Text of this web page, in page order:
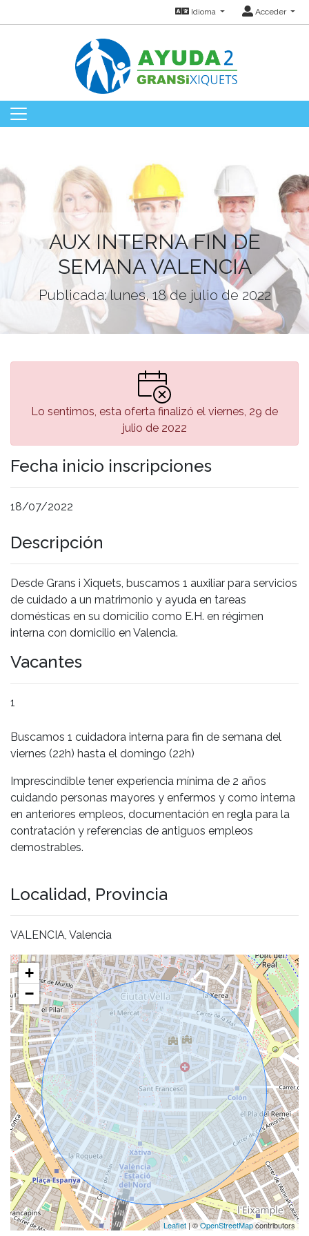
Idioma Acceder
AUX INTERNA FIN DE
SEMANA VALENCIA
Publicada: lunes, 18 de julio de 2022
Lo sentimos, esta oferta finalizó el viernes, 29 de
julio de 2022
Fecha inicio inscripciones
18/07/2022
Descripción
Desde Grans i Xiquets, buscamos 1 auxiliar para servicios
de cuidado a un matrimonio y ayuda en tareas
domésticas en su domicilio como E.H. en régimen
interna con domicilio en Valencia.
Vacantes
1
Buscamos 1 cuidadora interna para fin de semana del
viernes (22h) hasta el domingo (22h)
Imprescindible tener experiencia mínima de 2 años
cuidando personas mayores y enfermos y como interna
en anteriores empleos, documentación en regla para la
contratación y referencias de antiguos empleos
demostrables.
Localidad, Provincia
VALENCIA, Valencia
+
−
Leaflet| ©OpenStreetMapcontributors